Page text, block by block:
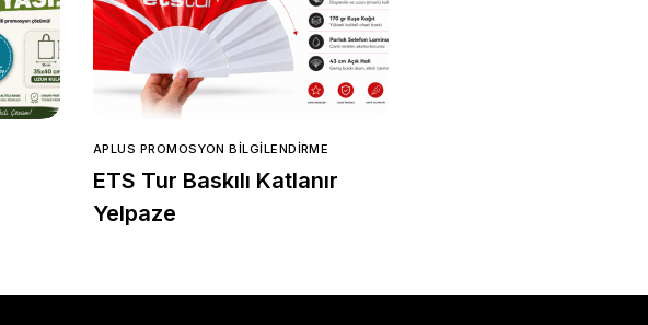
APLUS PROMOSYON BILGILENDIRME
ETS Tur Baskılı Katlanır
Yelpaze